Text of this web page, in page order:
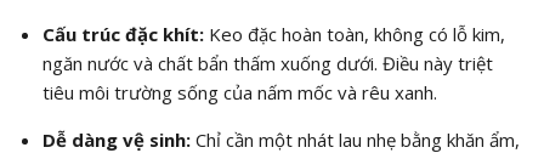
Cấu trúc đặc khít:Keo đặc hoàn toàn, không có lỗ kim,
ngăn nước và chất bẩn thấm xuống dưới. Điều này triệt
tiêu môi trường sống của nấm mốc và rêu xanh.
Dễ dàng vệ sinh:Chỉ cần một nhát lau nhẹ bằng khăn ẩm,